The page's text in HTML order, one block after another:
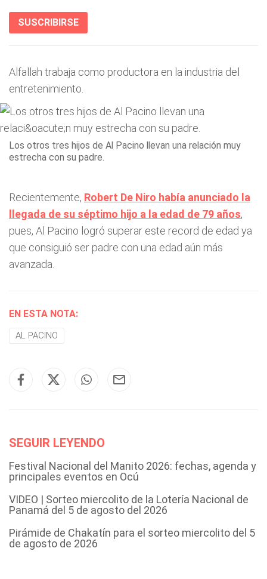
SUSCRIBIRSE
Alfallah trabaja como productora en la industria del
entretenimiento.
Los otros tres hijos de Al Pacino llevan una relación muy
estrecha con su padre.
Recientemente, Robert De Niro había anunciado la
llegada de su séptimo hijo a la edad de 79 años,
pues, Al Pacino logró superar este record de edad ya
que consiguió ser padre con una edad aún más
avanzada.
EN ESTA NOTA:
AL PACINO
SEGUIR LEYENDO
Festival Nacional del Manito 2026: fechas, agenda y
principales eventos en Ocú
VIDEO | Sorteo miercolito de la Lotería Nacional de
Panamá del 5 de agosto del 2026
Pirámide de Chakatín para el sorteo miercolito del 5
de agosto de 2026